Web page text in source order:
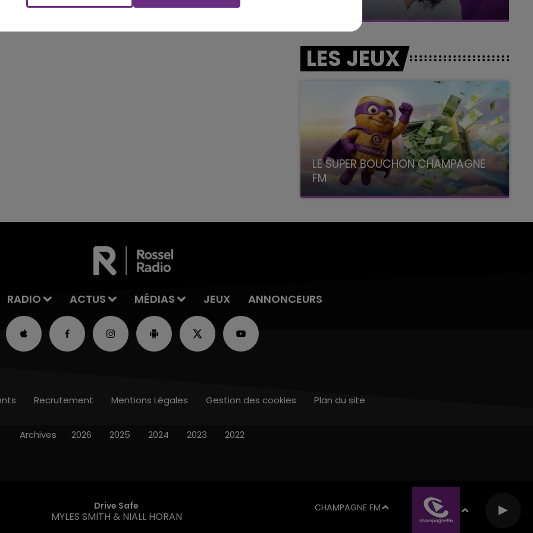
LES JEUX
LE SUPER BOUCHON CHAMPAGNE
FM
avec La Famille Champagne FM, à 8H10
RADIO ACTUS MÉDIAS JEUX ANNONCEURS
Drive Safe
MYLES SMITH & NIALL HORAN
CHAMPAGNE FM
Recrutement Mentions Légales Gestion des cookies Plan du site
Archives 2026 2025 2024 2023 2022